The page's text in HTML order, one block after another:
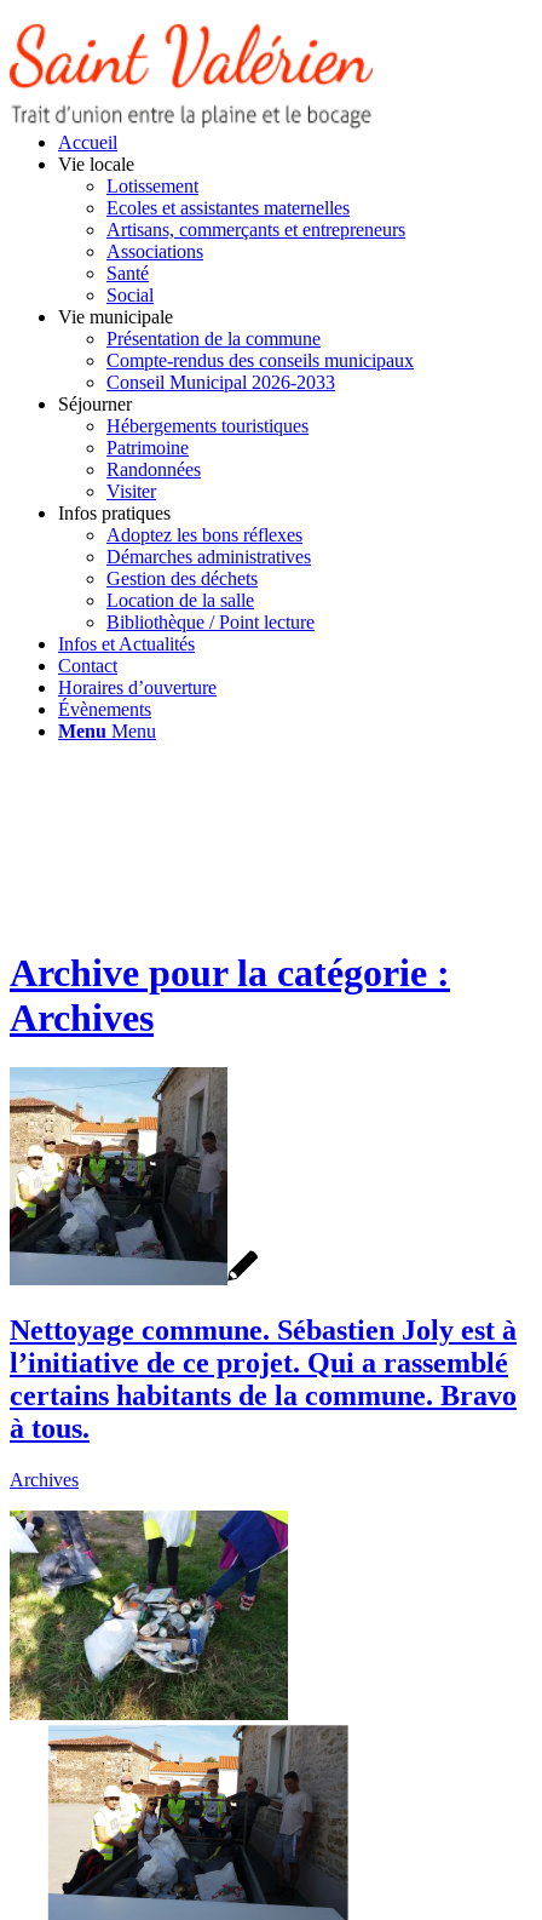
Accueil
Vie locale
Lotissement
Ecoles et assistantes maternelles
Artisans, commerçants et entrepreneurs
Associations
Santé
Social
Vie municipale
Présentation de la commune
Compte-rendus des conseils municipaux
Conseil Municipal 2026-2033
Séjourner
Hébergements touristiques
Patrimoine
Randonnées
Visiter
Infos pratiques
Adoptez les bons réflexes
Démarches administratives
Gestion des déchets
Location de la salle
Bibliothèque / Point lecture
Infos et Actualités
Contact
Horaires d’ouverture
Évènements
Menu Menu
Archive pour la catégorie :
Archives
Nettoyage commune. Sébastien Joly est à
l’initiative de ce projet. Qui a rassemblé
certains habitants de la commune. Bravo
à tous.
Archives